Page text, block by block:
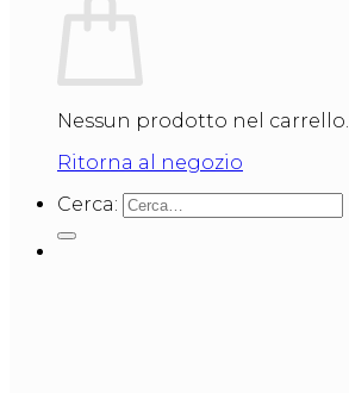
Nessun prodotto nel carrello.
Ritorna al negozio
Cerca: